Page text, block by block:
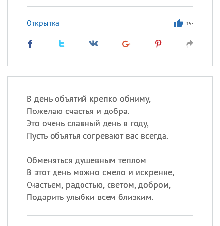
Открытка 155
В день объятий крепко обниму,
Пожелаю счастья и добра.
Это очень славный день в году,
Пусть объятья согревают вас всегда.
Обменяться душевным теплом
В этот день можно смело и искренне,
Счастьем, радостью, светом, добром,
Подарить улыбки всем близким.